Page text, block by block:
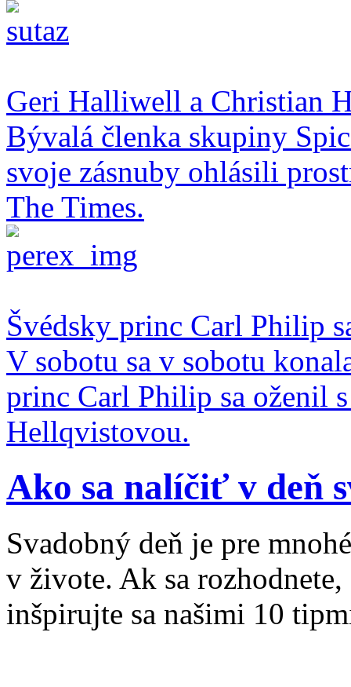
Geri Halliwell a Christian
Bývalá členka skupiny
svoje zásnuby ohlásili
The Times.
Švédsky princ Carl Philip
V sobotu sa v sobotu
princ Carl Philip sa oženil
Hellqvistovou.
Ako sa nalíčiť v deň
Svadobný deň je pre
v živote. Ak sa
inšpirujte sa našimi 10